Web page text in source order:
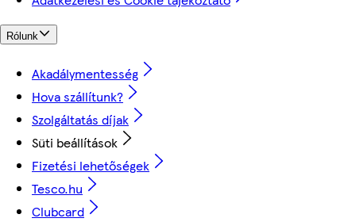
Rólunk
Akadálymentesség
Hova szállítunk?
Szolgáltatás díjak
Süti beállítások
Fizetési lehetőségek
Tesco.hu
Clubcard